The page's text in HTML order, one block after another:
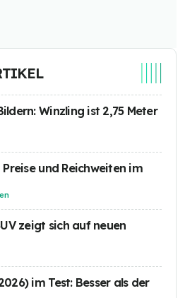
Winzling ist 2,75 Meter
Preise und Reichweiten im
zeigt sich auf neuen
im Test: Besser als der